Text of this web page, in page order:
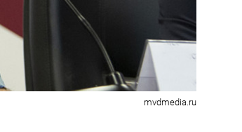
mvdmedia.ru